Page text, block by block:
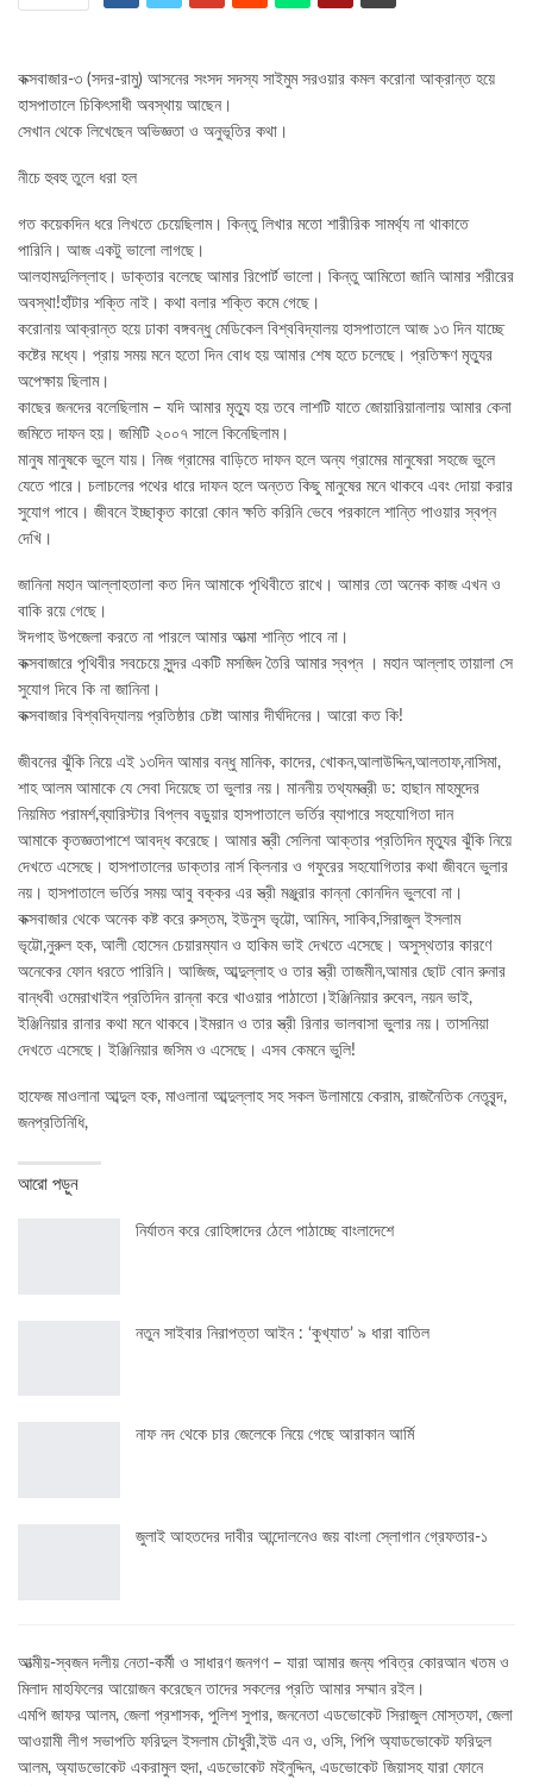
কক্সবাজার-৩ (সদর-রামু) আসনের সংসদ সদস্য সাইমুম সরওয়ার কমল করোনা আক্রান্ত হয়ে
হাসপাতালে চিকিৎসাধী অবস্থায় আছেন।
সেখান থেকে লিখেছেন অভিজ্ঞতা ও অনুভূতির কথা।
নীচে হুবহু তুলে ধরা হল
গত কয়েকদিন ধরে লিখতে চেয়েছিলাম। কিন্তু লিখার মতো শারীরিক সামর্থ্য না থাকাতে
পারিনি। আজ একটু ভালো লাগছে।
আলহামদুলিল্লাহ। ডাক্তার বলেছে আমার রিপোর্ট ভালো। কিন্তু আমিতো জানি আমার শরীরের
অবস্থা!হাঁটার শক্তি নাই। কথা বলার শক্তি কমে গেছে।
করোনায় আক্রান্ত হয়ে ঢাকা বঙ্গবন্ধু মেডিকেল বিশ্ববিদ্যালয় হাসপাতালে আজ ১৩ দিন যাচ্ছে
কষ্টের মধ্যে। প্রায় সময় মনে হতো দিন বোধ হয় আমার শেষ হতে চলেছে। প্রতিক্ষণ মৃত্যুর
অপেক্ষায় ছিলাম।
কাছের জনদের বলেছিলাম – যদি আমার মৃত্যু হয় তবে লাশটি যাতে জোয়ারিয়ানালায় আমার কেনা
জমিতে দাফন হয়। জমিটি ২০০৭ সালে কিনেছিলাম।
মানুষ মানুষকে ভুলে যায়। নিজ গ্রামের বাড়িতে দাফন হলে অন্য গ্রামের মানুষেরা সহজে ভুলে
যেতে পারে। চলাচলের পথের ধারে দাফন হলে অন্তত কিছু মানুষের মনে থাকবে এবং দোয়া করার
সুযোগ পাবে। জীবনে ইচ্ছাকৃত কারো কোন ক্ষতি করিনি ভেবে পরকালে শান্তি পাওয়ার স্বপ্ন
দেখি।
জানিনা মহান আল্লাহতালা কত দিন আমাকে পৃথিবীতে রাখে। আমার তো অনেক কাজ এখন ও
বাকি রয়ে গেছে।
ঈদগাহ উপজেলা করতে না পারলে আমার আত্মা শান্তি পাবে না।
কক্সবাজারে পৃথিবীর সবচেয়ে সুন্দর একটি মসজিদ তৈরি আমার স্বপ্ন । মহান আল্লাহ তায়ালা সে
সুযোগ দিবে কি না জানিনা।
কক্সবাজার বিশ্ববিদ্যালয় প্রতিষ্ঠার চেষ্টা আমার দীর্ঘদিনের। আরো কত কি!
জীবনের ঝুঁকি নিয়ে এই ১৩দিন আমার বন্ধু মানিক, কাদের, খোকন,আলাউদ্দিন,আলতাফ,নাসিমা,
শাহ আলম আমাকে যে সেবা দিয়েছে তা ভুলার নয়। মাননীয় তথ্যমন্ত্রী ড: হাছান মাহমুদের
নিয়মিত পরামর্শ,ব্যারিস্টার বিপ্লব বড়ুয়ার হাসপাতালে ভর্তির ব্যাপারে সহযোগিতা দান
আমাকে কৃতজ্ঞতাপাশে আবদ্ধ করেছে। আমার স্ত্রী সেলিনা আক্তার প্রতিদিন মৃত্যুর ঝুঁকি নিয়ে
দেখতে এসেছে। হাসপাতালের ডাক্তার নার্স ক্লিনার ও গফুরের সহযোগিতার কথা জীবনে ভুলার
নয়। হাসপাতালে ভর্তির সময় আবু বক্কর এর স্ত্রী মঞ্জুরার কান্না কোনদিন ভুলবো না।
কক্সবাজার থেকে অনেক কষ্ট করে রুস্তম, ইউনুস ভৃট্টো, আমিন, সাকিব,সিরাজুল ইসলাম
ভৃট্টো,নুরুল হক, আলী হোসেন চেয়ারম্যান ও হাকিম ভাই দেখতে এসেছে। অসুস্থতার কারণে
অনেকের ফোন ধরতে পারিনি। আজিজ, আব্দুল্লাহ ও তার স্ত্রী তাজমীন,আমার ছোট বোন রুনার
বান্ধবী ওমেরাখাইন প্রতিদিন রান্না করে খাওয়ার পাঠাতো।ইঞ্জিনিয়ার রুবেল, নয়ন ভাই,
ইঞ্জিনিয়ার রানার কথা মনে থাকবে।ইমরান ও তার স্ত্রী রিনার ভালবাসা ভুলার নয়। তাসনিয়া
দেখতে এসেছে। ইঞ্জিনিয়ার জসিম ও এসেছে। এসব কেমনে ভুলি!
হাফেজ মাওলানা আব্দুল হক, মাওলানা আব্দুল্লাহ সহ সকল উলামায়ে কেরাম, রাজনৈতিক নেতৃবৃন্দ,
জনপ্রতিনিধি,
আরো পড়ুন
নির্যাতন করে রোহিঙ্গাদের ঠেলে পাঠাচ্ছে বাংলাদেশে
নতুন সাইবার নিরাপত্তা আইন : ‘কুখ্যাত’ ৯ ধারা বাতিল
নাফ নদ থেকে চার জেলেকে নিয়ে গেছে আরাকান আর্মি
জুলাই আহতদের দাবীর আন্দোলনেও জয় বাংলা স্লোগান গ্রেফতার-১
আত্মীয়-স্বজন দলীয় নেতা-কর্মী ও সাধারণ জনগণ – যারা আমার জন্য পবিত্র কোরআন খতম ও
মিলাদ মাহফিলের আয়োজন করেছেন তাদের সকলের প্রতি আমার সম্মান রইল।
এমপি জাফর আলম, জেলা প্রশাসক, পুলিশ সুপার, জননেতা এডভোকেট সিরাজুল মোস্তফা, জেলা
আওয়ামী লীগ সভাপতি ফরিদুল ইসলাম চৌধুরী,ইউ এন ও, ওসি, পিপি অ্যাডভোকেট ফরিদুল
আলম, অ্যাডভোকেট একরামুল হুদা, এডভোকেট মইনুদ্দিন, এডভোকেট জিয়াসহ যারা ফোনে